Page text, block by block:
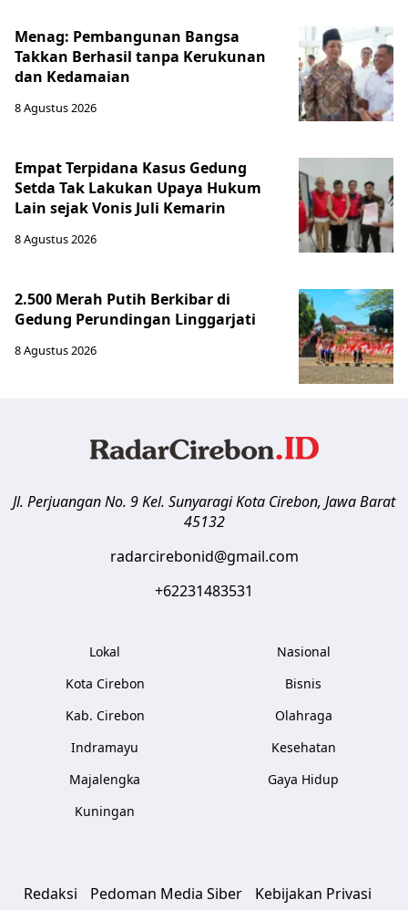
Menag: Pembangunan Bangsa
Takkan Berhasil tanpa Kerukunan
dan Kedamaian
8 Agustus 2026
Empat Terpidana Kasus Gedung
Setda Tak Lakukan Upaya Hukum
Lain sejak Vonis Juli Kemarin
8 Agustus 2026
2.500 Merah Putih Berkibar di
Gedung Perundingan Linggarjati
8 Agustus 2026
Jl. Perjuangan No. 9 Kel. SunyaragiKota Cirebon, Jawa Barat
45132
radarcirebonid@gmail.com
+62231483531
Lokal
Kota Cirebon
Kab. Cirebon
Indramayu
Majalengka
Kuningan
Nasional
Bisnis
Olahraga
Kesehatan
Gaya Hidup
Redaksi Pedoman Media Siber Kebijakan Privasi